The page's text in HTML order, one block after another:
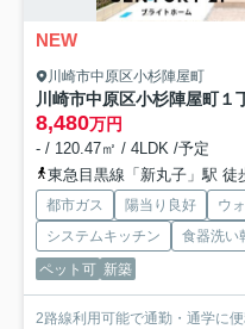
NEW
川崎市中原区小杉陣屋町
川崎市中原区小杉陣屋町１
8,480万円
- / 120.47㎡ / 4LDK /予定
東急目黒線「新丸子」駅 徒
都市ガス 陽当り良好
ウ
システムキッチン
食器洗い
ペット可 新築
2路線利用可能で通勤・通学に